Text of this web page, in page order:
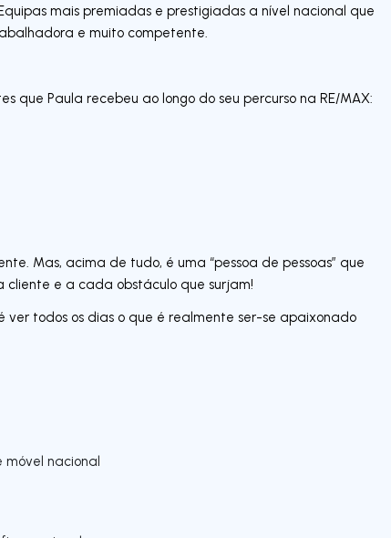
mais premiadas e prestigiadas a nível nacional que
e muito competente.
que Paula recebeu ao longo do seu percurso na RE/MAX:
Mas, acima de tudo, é uma “pessoa de pessoas” que
e a cada obstáculo que surjam!
ver todos os dias o que é realmente ser-se apaixonado
nacional